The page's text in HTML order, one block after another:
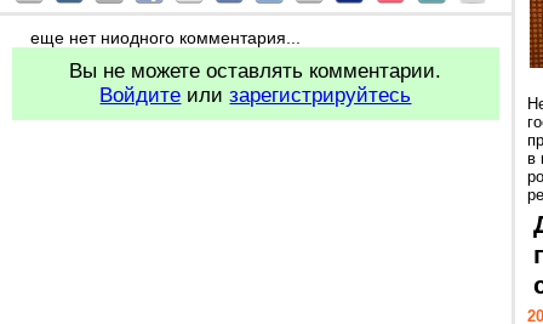
еще нет ниодного комментария...
Вы не можете оставлять комментарии.
Войдите илизарегистрируйтесь
в